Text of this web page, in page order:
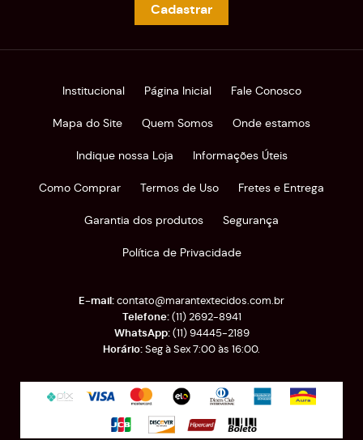
Cadastrar
Institucional Página Inicial Fale Conosco
Mapa do Site Quem Somos Onde estamos
Indique nossa Loja Informações Úteis
Como Comprar Termos de Uso Fretes e Entrega
Garantia dos produtos Segurança
Política de Privacidade
(11)2692-8941
(11)94445-2189
Seg à Sex 7:00 às 16:00.
contato@marantextecidos.com.br